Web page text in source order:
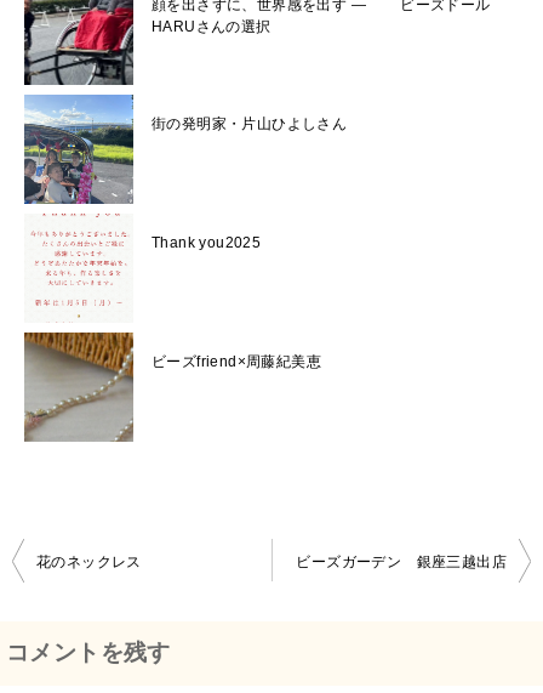
顔を出さずに、世界感を出す ― ビーズドール
HARUさんの選択
街の発明家・片山ひよしさん
Thank you2025
ビーズfriend×周藤紀美恵
稿
花のネックレス ビーズガーデン 銀座三越出店
コメントを残す